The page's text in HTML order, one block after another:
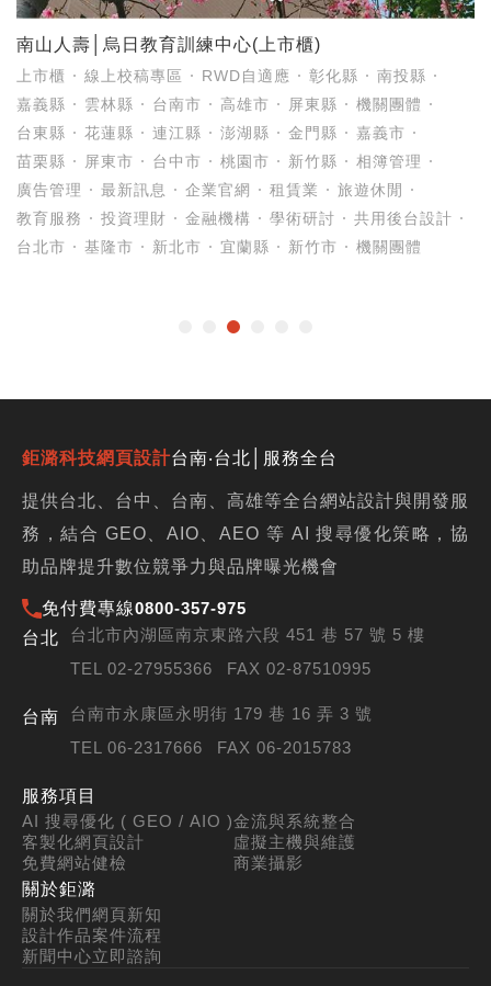
南山人壽│烏日教育訓練中心(上市櫃)
上市櫃 線上校稿專區 RWD自適應 彰化縣
南投縣
嘉義縣
雲林縣 台南市 高雄市 屏東縣
機關團體
台東縣
花蓮縣 連江縣 澎湖縣 金門縣
嘉義市
苗栗縣
屏東市 台中市 桃園市 新竹縣
相簿管理
廣告管理
最新訊息 企業官網 租賃業
旅遊休閒
教育服務
投資理財 金融機構 學術研討
共用後台設計
台北市
基隆市 新北市 宜蘭縣 新竹市 機關團體
鉅潞科技網頁設計台南‧台北│服務全台
提供台北、台中、台南、高雄等全台網站設計與開發服
務，結合 GEO、AIO、AEO 等 AI 搜尋優化策略，協
助品牌提升數位競爭力與品牌曝光機會
免付費專線0800-357-975
台北
台北市內湖區南京東路六段 451 巷 57 號 5 樓
TEL 02-27955366
FAX 02-87510995
台南
台南市永康區永明街 179 巷 16 弄 3 號
TEL 06-2317666
FAX 06-2015783
服務項目
AI 搜尋優化 ( GEO / AIO )
客製化網頁設計
免費網站健檢
金流與系統整合
虛擬主機與維護
商業攝影
關於鉅潞
關於我們
設計作品
新聞中心
網頁新知
案件流程
立即諮詢